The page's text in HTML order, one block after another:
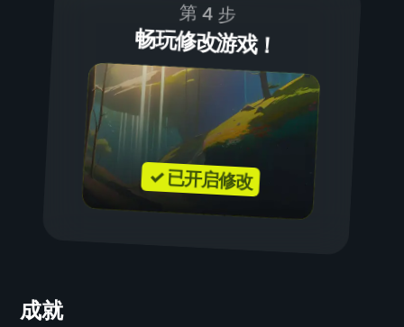
第 4 步
畅玩修改游戏！
✓ 已开启修改
成就